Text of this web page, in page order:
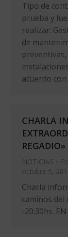
Tipo de
prueba y
realizar:
de
acuerdo
CHARLA
REGADIO»
NOTICIAS
octubre 5,
Charla
caminos del
-20:30hs.